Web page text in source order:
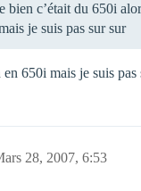
bien c’était du 650i
je suis pas sur sur
650i mais je suis pas
28, 2007, 6:53